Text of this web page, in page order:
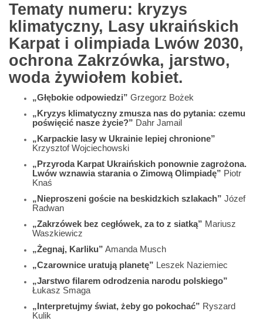
Tematy numeru: kryzys
klimatyczny, Lasy ukraińskich
Karpat i olimpiada Lwów 2030,
ochrona Zakrzówka, jarstwo,
woda żywiołem kobiet.
„Głębokie odpowiedzi” Grzegorz Bożek
„Kryzys klimatyczny zmusza nas do pytania: czemu
poświęcić nasze życie?” Dahr Jamail
„Karpackie lasy w Ukrainie lepiej chronione”
Krzysztof Wojciechowski
„Przyroda Karpat Ukraińskich ponownie zagrożona.
Lwów wznawia starania o Zimową Olimpiadę” Piotr
Knaś
„Nieproszeni goście na beskidzkich szlakach” Józef
Radwan
„Zakrzówek bez cegłówek, za to z siatką” Mariusz
Waszkiewicz
„Żegnaj, Karliku” Amanda Musch
„Czarownice uratują planetę” Leszek Naziemiec
„Jarstwo filarem odrodzenia narodu polskiego”
Łukasz Smaga
„Interpretujmy świat, żeby go pokochać” Ryszard
Kulik